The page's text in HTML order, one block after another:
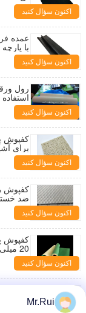
اکنون سؤال کنید
عمده
با
اکنون سؤال کنید
اکنون سؤال کنید
کفپوش
برای
اکنون سؤال کنید
کفپوش
ضد
اکنون سؤال کنید
20 میلی‌متر برای استفاده در خودرو و منزل
اکنون سؤال کنید
سفارشی 15-18 مگاپاسکال رول های لاستیکیMr.Rui